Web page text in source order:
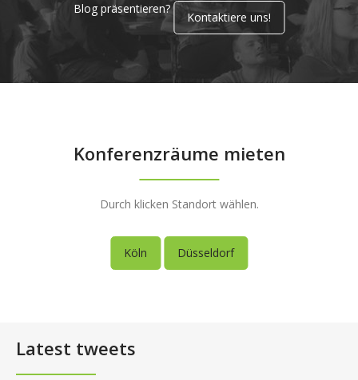
Blog präsentieren?
Kontaktiere uns!
Konferenzräume mieten
Durch klicken Standort wählen.
Köln Düsseldorf
Latest tweets